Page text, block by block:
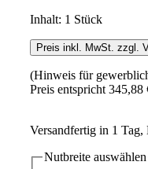
Inhalt: 1 Stück
Preis inkl. MwSt. zzgl.
(Hinweis für
Preis entspricht
Versandfertig in 1
Nutbreite auswählen